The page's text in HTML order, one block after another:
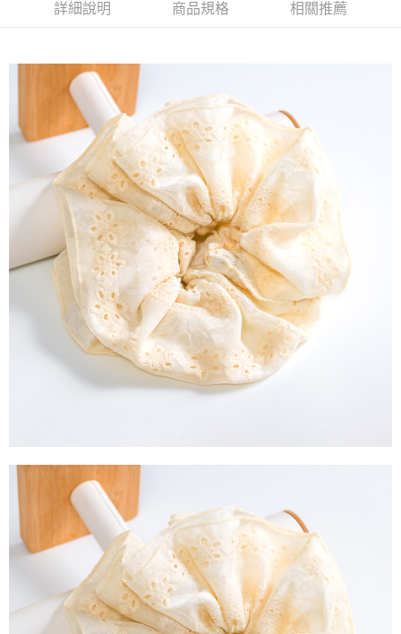
1.本服務由台灣大哥大提供，台灣大哥大用戶可立即使用無須另外申請。
成交易。
3.實際核准額度、可分期數及費用金額請依後續交易確認頁面所載為準。
4.訂單成立30分鐘內，如未前往確認交易或遇審核未通過，訂單將自動取
消。如遇「轉專審核」未通過狀況，表示未達大哥付你分期系統評分，恕無
法說明評估內容。
【繳款方式說明】
1.分期款項不併入電信帳單，「大哥付你分期」於每月結算日後寄送繳費提
醒簡訊。
2.透過簡訊連結打開帳單後，可選擇「超商條碼／台灣大直營門市／銀行轉
帳／街口支付／iPASS MONEY」等通路繳費。
【注意事項】
1.本服務係由「台灣大哥大股份有限公司」（以下簡稱本公司）所提供，讓
用戶於交易時，得透過本服務購買商品或服務，並由商店將買賣／分期付款
買賣價金債權讓與本公司後，依約使用本公司帳單繳交帳款。
2.基於同意付款使用「大哥付你分期」之契約關係目的，商店將以您的個人
資料（包含姓名、電話或地址）提供予台灣大哥大進項蒐集、處理及利用，
由本公司與您本人進行分期帳單所需資料之確認、核對及更正。
3.完整用戶服務條款，請詳閱以下連結：
https://oppay.tw/userRule
AFTEE先享後付
AFTEE先享後付是「在收到商品之後才付款」的支付方式。 讓您購物簡單
便利好安心！
１．簡單：不需註冊會員、不需綁卡、不需儲值。
２．便利：只要手機號碼，簡訊認證，即可結帳。
３．安心：先確認商品／服務後，再付款。
【「AFTEE先享後付」結帳流程】
１．於結帳方式選擇「AFTEE先享後付」後，將跳轉至「AFTEE先享後付」
結帳頁面，進行簡訊認證並確認金額後，即可完成結帳。
２．訂單成立數日內，您將收到繳費通知簡訊。
３．收到繳費通知簡訊後14天內，點擊此簡訊中的連結，可透過四大超商／
ATM／網路銀行／等多元方式進行付款，方視為交易完成。
※ 請注意：結帳手續完成當下不需立刻繳費，但若您需要取消訂單，請聯絡
購買商品的店家。未經商家同意取消之訂單仍視為有效，需透過AFTEE先享
後付繳納相關費用。
※ 交易是否成功請以「AFTEE先享後付 」之結帳頁面顯示為準，若有關於
是否繳費成功／繳費後需取消欲退款等相關疑問，請聯繫「AFTEE先享後付
客戶支援中心」https://netprotections.freshdesk.com/support/home
１．透過由恩沛科技股份有限公司提供之「AFTEE先享後付」服務完成之交
３．未成年的使用者請事先徵得法定代理人或監護人之同意方可使用
「AFTEE先享後付」，若未經同意申辦者引起之損失，本公司不負相關責
４．使用「AFTEE先享後付」時，將依據個別帳號之用戶狀況，依本公司即
時審查核予不同之上限額度；若仍有額度不足之情形，本公司將視審查結果
請求用戶進行身份認證。
５．嚴禁一人註冊多個帳號或使用他人資訊註冊。若發現惡意使用之情形，
恩沛科技股份有限公司將有權停止該用戶之使用額度並採取法律行動。
ATM付款
全家取貨付款
每筆NT$60，滿NT$388(含以上)免運費
全家純取貨
每筆NT$60，滿NT$388(含以上)免運費
萊爾富取貨付款
每筆NT$60，滿NT$888(含以上)免運費
萊爾富純取貨
每筆NT$60，滿NT$888(含以上)免運費
每筆NT$60，滿NT$888(含以上)免運費
每筆NT$60，滿NT$888(含以上)免運費
宅配
每筆NT$90，滿NT$888(含以上)免運費
詳細說明 商品規格 相關推薦